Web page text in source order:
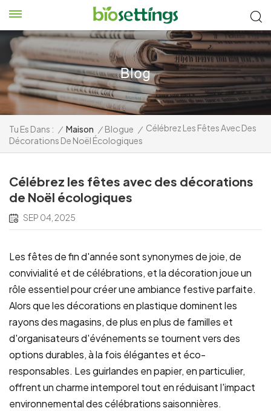
Tu Es Dans : / Maison / Blogue / Célébrez Les Fêtes Avec Des
Décorations De Noël Écologiques
Célébrez les fêtes avec des décorations
de Noël écologiques
SEP 04, 2025
Les fêtes de fin d'année sont synonymes de joie, de
convivialité et de célébrations, et la décoration joue un
rôle essentiel pour créer une ambiance festive parfaite.
Alors que les décorations en plastique dominent les
rayons des magasins, de plus en plus de familles et
d'organisateurs d'événements se tournent vers des
options durables, à la fois élégantes et éco-
responsables. Les guirlandes en papier, en particulier,
offrent un charme intemporel tout en réduisant l'impact
environnemental des célébrations saisonnières.